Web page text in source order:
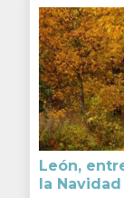
León,
la Navidad